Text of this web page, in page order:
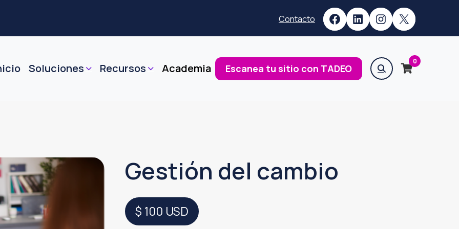
Contacto Facebook
LinkedIn
Instagram
X
Soluciones Recursos Academia Escanea tu sitio con TADEO
0
Gestión del cambio
$ 100 USD